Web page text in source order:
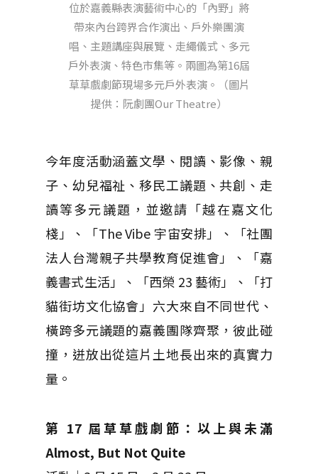
位於嘉義縣表演藝術中心的「內野」將
帶來內台跨界合作演出、戶外樂團演
唱、主題講座與展覽、走繩儀式、多元
戶外表演、特色市集等。兩圖為第16屆
草草戲劇節現場多元戶外表演。（圖片
提供：阮劇團Our Theatre）
今年度活動涵蓋文學、閱讀、影像、親
子、幼兒福祉、移民工議題、共創、走
讀等多元議題，並邀請「越在嘉文化
棧」、「The Vibe 宇宙安排」、「社團
法人台灣親子共學教育促進會」、「嘉
義書式生活」、「西榮 23 藝術」、「打
貓街坊文化協會」六大來自不同世代、
橫跨多元議題的嘉義團隊齊聚，彼此碰
撞，迸放出從這片土地長出來的真實力
量。
第 17 屆草草戲劇節：以上與未滿
Almost, But Not Quite